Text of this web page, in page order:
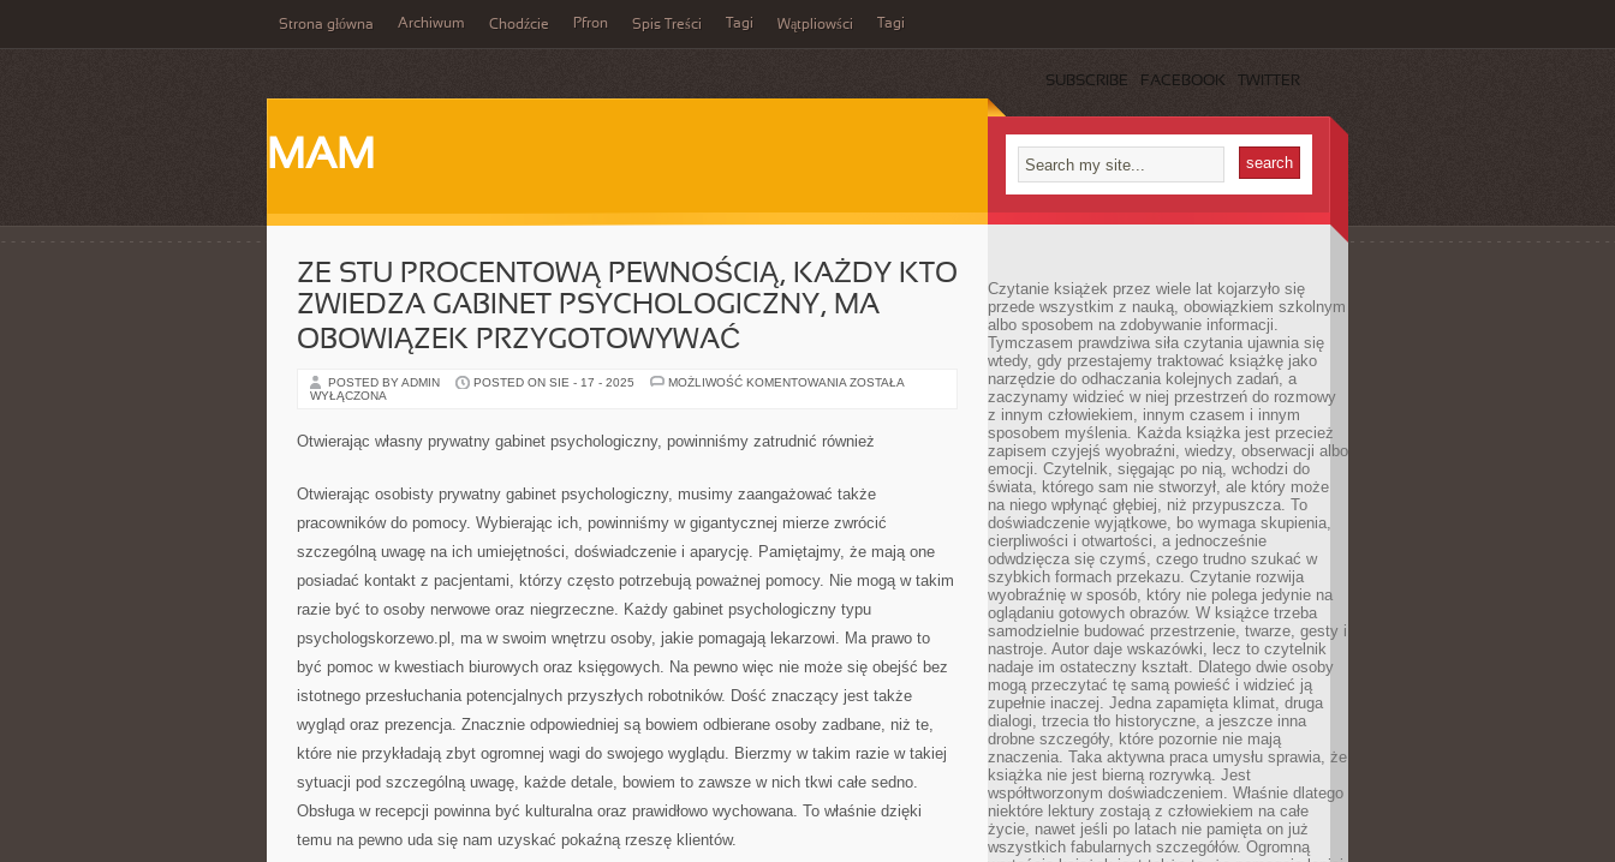
Strona główna Archiwum Chodźcie Pfron Spis Treści Tagi Wątpliowści Tagi
SUBSCRIBE FACEBOOK TWITTER
MAM
ZE STU PROCENTOWĄ PEWNOŚCIĄ, KAŻDY KTO
ZWIEDZA GABINET PSYCHOLOGICZNY, MA
OBOWIĄZEK PRZYGOTOWYWAĆ
POSTED BY ADMIN POSTED ON SIE - 17 - 2025 MOŻLIWOŚĆ KOMENTOWANIA ZE
KAŻDY
KTO
PSYCHOLOGICZNY,
MA
PRZYGOTOWYWAĆ
ZOSTAŁA
WYŁĄCZONA
Otwierając własny prywatny gabinet psychologiczny, powinniśmy zatrudnić również
Otwierając osobisty prywatny gabinet psychologiczny, musimy zaangażować także
pracowników do pomocy. Wybierając ich, powinniśmy w gigantycznej mierze zwrócić
szczególną uwagę na ich umiejętności, doświadczenie i aparycję. Pamiętajmy, że mają one
posiadać kontakt z pacjentami, którzy często potrzebują poważnej pomocy. Nie mogą w takim
razie być to osoby nerwowe oraz niegrzeczne. Każdy gabinet psychologiczny typu
psychologskorzewo.pl, ma w swoim wnętrzu osoby, jakie pomagają lekarzowi. Ma prawo to
być pomoc w kwestiach biurowych oraz księgowych. Na pewno więc nie może się obejść bez
istotnego przesłuchania potencjalnych przyszłych robotników. Dość znaczący jest także
wygląd oraz prezencja. Znacznie odpowiedniej są bowiem odbierane osoby zadbane, niż te,
które nie przykładają zbyt ogromnej wagi do swojego wyglądu. Bierzmy w takim razie w takiej
sytuacji pod szczególną uwagę, każde detale, bowiem to zawsze w nich tkwi całe sedno.
Obsługa w recepcji powinna być kulturalna oraz prawidłowo wychowana. To właśnie dzięki
temu na pewno uda się nam uzyskać pokaźną rzeszę klientów.
Czytanie książek przez wiele lat kojarzyło się
przede wszystkim z nauką, obowiązkiem szkolnym
albo sposobem na zdobywanie informacji.
Tymczasem prawdziwa siła czytania ujawnia się
wtedy, gdy przestajemy traktować książkę jako
narzędzie do odhaczania kolejnych zadań, a
zaczynamy widzieć w niej przestrzeń do rozmowy
z innym człowiekiem, innym czasem i innym
sposobem myślenia. Każda książka jest przecież
zapisem czyjejś wyobraźni, wiedzy, obserwacji albo
emocji. Czytelnik, sięgając po nią, wchodzi do
świata, którego sam nie stworzył, ale który może
na niego wpłynąć głębiej, niż przypuszcza. To
doświadczenie wyjątkowe, bo wymaga skupienia,
cierpliwości i otwartości, a jednocześnie
odwdzięcza się czymś, czego trudno szukać w
szybkich formach przekazu. Czytanie rozwija
wyobraźnię w sposób, który nie polega jedynie na
oglądaniu gotowych obrazów. W książce trzeba
samodzielnie budować przestrzenie, twarze, gesty i
nastroje. Autor daje wskazówki, lecz to czytelnik
nadaje im ostateczny kształt. Dlatego dwie osoby
mogą przeczytać tę samą powieść i widzieć ją
zupełnie inaczej. Jedna zapamięta klimat, druga
dialogi, trzecia tło historyczne, a jeszcze inna
drobne szczegóły, które pozornie nie mają
znaczenia. Taka aktywna praca umysłu sprawia, że
książka nie jest bierną rozrywką. Jest
współtworzonym doświadczeniem. Właśnie dlatego
niektóre lektury zostają z człowiekiem na całe
życie, nawet jeśli po latach nie pamięta on już
wszystkich fabularnych szczegółów. Ogromną